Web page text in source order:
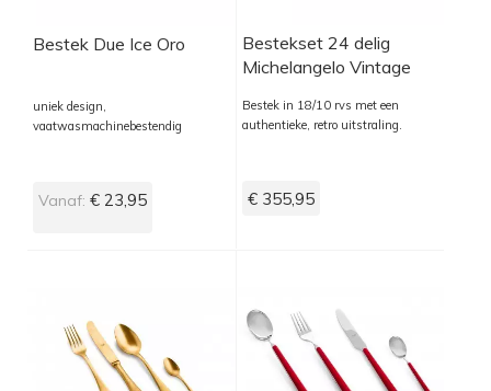
Bestek Due Ice Oro
uniek design,
vaatwasmachinebestendig
Vanaf: € 23,95
Bestekset 24 delig
Michelangelo Vintage
Bestek in 18/10 rvs met een
authentieke, retro uitstraling.
€ 355,95